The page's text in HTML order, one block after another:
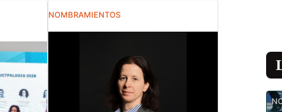
NOMBRAMIENTOS